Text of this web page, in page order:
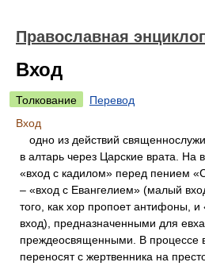
Православная
Вход
Толкование
Перевод
Вход
одно из действий
в алтарь через Царские врата. На
«вход с кадилом» перед пением
– «вход с Евангелием» (малый
того, как хор пропоет антифоны,
вход), предназначенными для
преждеосвященными. В процессе
переносят с жертвенника на